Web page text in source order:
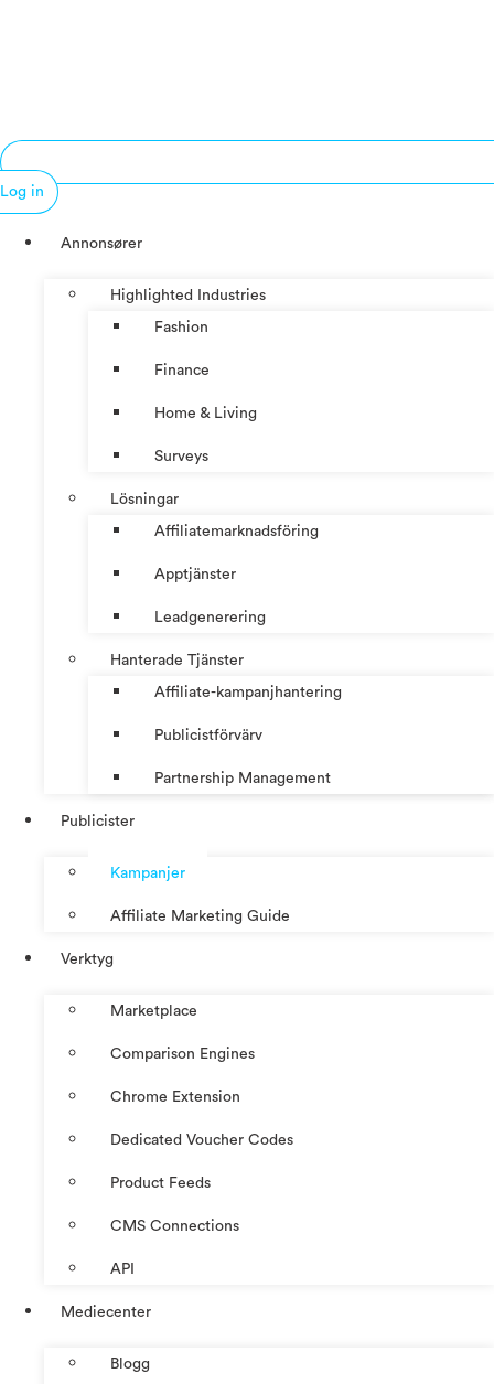
Log in
Annonsører
Highlighted Industries
Fashion
Finance
Home & Living
Surveys
Lösningar
Affiliatemarknadsföring
Apptjänster
Leadgenerering
Hanterade Tjänster
Affiliate-kampanjhantering
Publicistförvärv
Partnership Management
Publicister
Kampanjer
Affiliate Marketing Guide
Verktyg
Marketplace
Comparison Engines
Chrome Extension
Dedicated Voucher Codes
Product Feeds
CMS Connections
API
Mediecenter
Blogg